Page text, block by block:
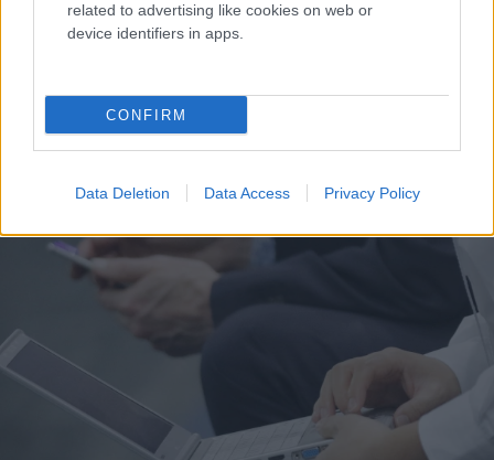
related to advertising like cookies on web or
device identifiers in apps.
CONFIRM
Data Deletion Data Access Privacy Policy
τη γιορτή της Μεταμορφώσεως - Μεγάλες ζημιές
στο Ιερό